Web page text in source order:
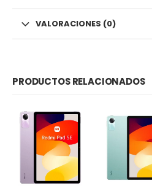
VALORACIONES (0)
PRODUCTOS RELACIONADOS